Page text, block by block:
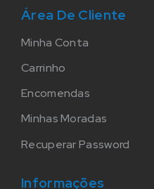
Área De Cliente
Minha Conta
Carrinho
Encomendas
Minhas Moradas
Recuperar Password
Informações